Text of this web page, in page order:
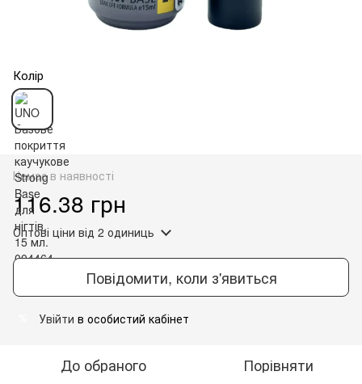
Колір
Немає в наявності
116.38 грн
Оптові ціни від 2 одиниць
Повідомити, коли з'явиться
Увійти в особистий кабінет
До обраного Порівняти